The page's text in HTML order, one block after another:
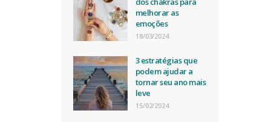
melhorar as
emoções
18/03/2024
3 estratégias que
podem ajudar a
tornar seu ano mais
leve
15/02/2024